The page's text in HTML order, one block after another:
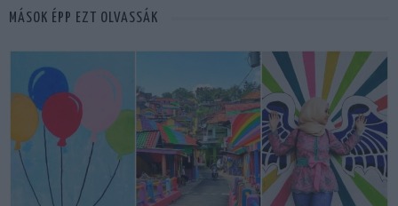
MÁSOK ÉPP EZT OLVASSÁK